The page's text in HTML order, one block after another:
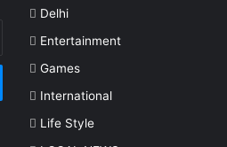
Delhi
Entertainment
Games
International
Life Style